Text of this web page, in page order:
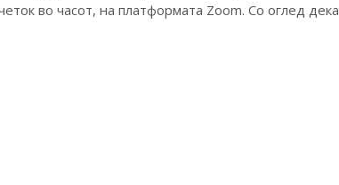
во часот, на платформата Zoom. Со оглед дека